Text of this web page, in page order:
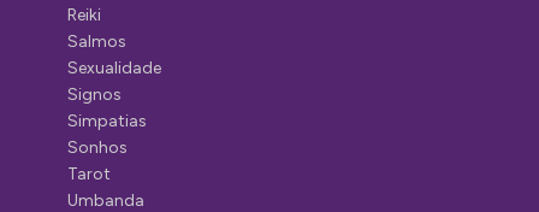
Reiki
Salmos
Sexualidade
Signos
Simpatias
Sonhos
Tarot
Umbanda